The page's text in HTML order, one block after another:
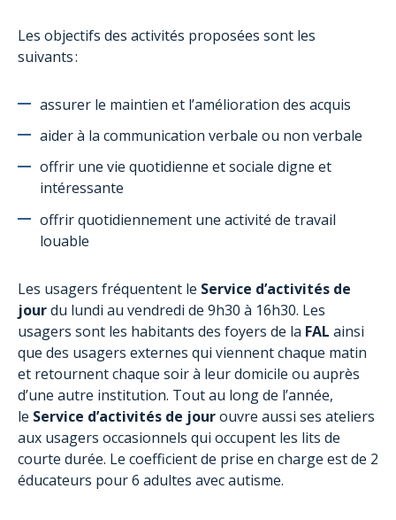
Séjours et colonies
Formations
Assistance administrative aux familles
Le Projet aTypik SpAce
Les objectifs des activités proposées sont les
suivants :
assurer le maintien et l’amélioration des acquis
aider à la communication verbale ou non verbale
offrir une vie quotidienne et sociale digne et
intéressante
offrir quotidiennement une activité de travail
louable
Les usagers fréquentent le Service d’activités de
jourdu lundi au vendredi de 9h30 à 16h30. Les
usagers sont les habitants des foyers de la FAL ainsi
que des usagers externes qui viennent chaque matin
et retournent chaque soir à leur domicile ou auprès
d’une autre institution. Tout au long de l’année,
le Service d’activités de jourouvre aussi ses ateliers
aux usagers occasionnels qui occupent les lits de
courte durée. Le coefficient de prise en charge est de 2
éducateurs pour 6 adultes avec autisme.